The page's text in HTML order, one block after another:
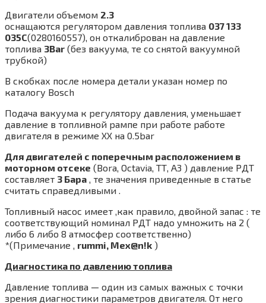
Двигатели объемом 2.3
оснащаются регулятором давления топлива 037 133
035C(0280160557), он откалиброван на давление
топлива 3Bar (без вакуума, те со снятой вакуумной
трубкой)
В скобках после номера детали указан номер по
каталогу Bosch
Подача вакуума к регулятору давления, уменьшает
давление в топливной рампе при работе работе
двигателя в режиме XX на 0.5bar
Для двигателей с поперечным расположением в
моторном отсеке (Вora, Octavia, ТТ, A3 ) давление РДТ
составляет 3 Бара , те значения приведенные в статье
считать справедливыми .
Топливный насос имеет ,как правило, двойной запас : те
соответствующий номинал РДТ надо умножить на 2 (
либо 6 либо 8 атмосфер соответственно)
*(Примечание , rummi, Mex@n!k )
Диагностика по давлению топлива
Давление топлива — один из самых важных с точки
зрения диагностики параметров двигателя. От него